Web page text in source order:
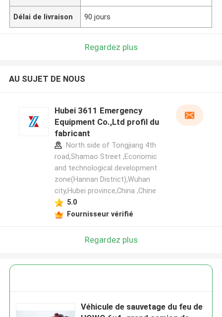
Délai de livraison 90 jours
Regardez plus
AU SUJET DE NOUS
Hubei 3611 Emergency
Equipment Co.,Ltd profil du
fabricant
North side of Tongjiang 4th
road,Shamao Street ,Economic
and technological development
zone(Hannan District),Wuhan
city,Hubei province,China ,Chine
5.0
Fournisseur vérifié
Regardez plus
Véhicule de sauvetage du feu de